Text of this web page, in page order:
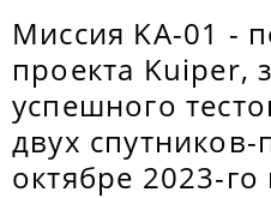
Миссия KA-01 -
проекта Kuiper,
успешного
двух
октябре 2023-го